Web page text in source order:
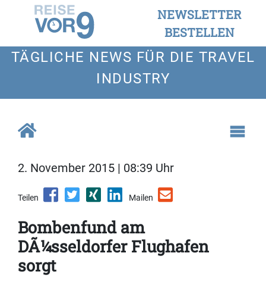
NEWSLETTER
BESTELLEN
TÄGLICHE NEWS FÜR DIE TRAVEL
INDUSTRY
2. November 2015 | 08:39 Uhr
Teilen Mailen
Bombenfund am
DÃ¼sseldorfer Flughafen
sorgt